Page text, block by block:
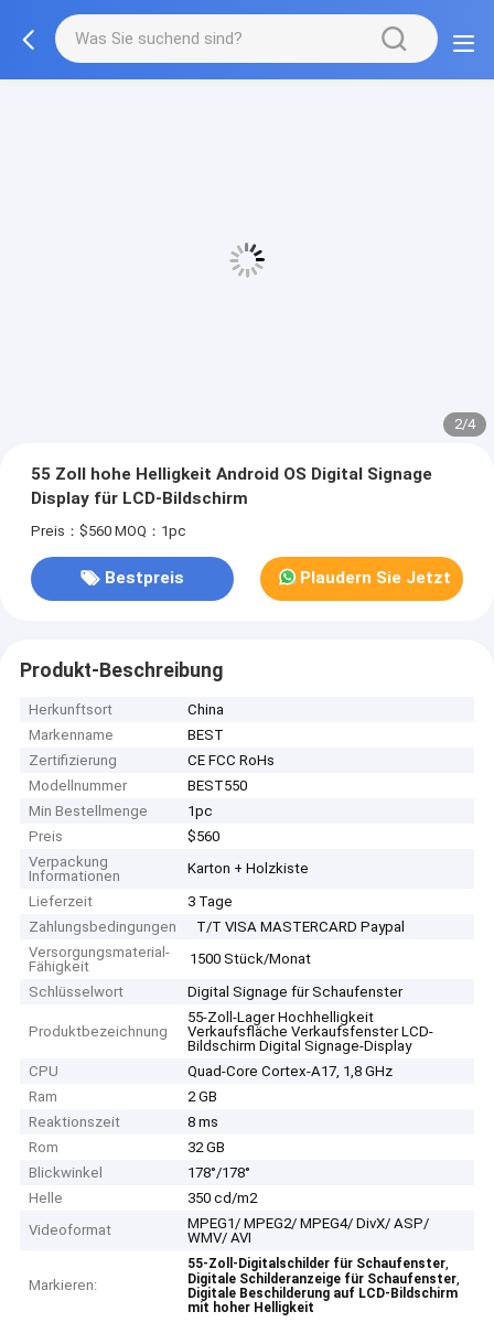
2/4
55 Zoll hohe Helligkeit Android OS Digital Signage
Display für LCD-Bildschirm
Preis：$560 MOQ：1pc
Bestpreis Plaudern Sie Jetzt
Produkt-Beschreibung
Herkunftsort
China
Markenname
BEST
Zertifizierung
CE FCC RoHs
Modellnummer
BEST550
Min Bestellmenge
1pc
Preis
$560
Verpackung
Informationen
Karton + Holzkiste
Lieferzeit
3 Tage
Zahlungsbedingungen
T/T VISA MASTERCARD Paypal
Versorgungsmaterial-
Fähigkeit
1500 Stück/Monat
Schlüsselwort
Digital Signage für Schaufenster
Produktbezeichnung
55-Zoll-Lager Hochhelligkeit
Verkaufsfläche Verkaufsfenster LCD-
Bildschirm Digital Signage-Display
CPU
Quad-Core Cortex-A17, 1,8 GHz
Ram
2 GB
Reaktionszeit
8 ms
Rom
32 GB
Blickwinkel
178°/178°
Helle
350 cd/m2
Videoformat
MPEG1/ MPEG2/ MPEG4/ DivX/ ASP/
WMV/ AVI
Markieren:
55-Zoll-Digitalschilder für Schaufenster,
Digitale Schilderanzeige für Schaufenster,
Digitale Beschilderung auf LCD-Bildschirm
mit hoher Helligkeit